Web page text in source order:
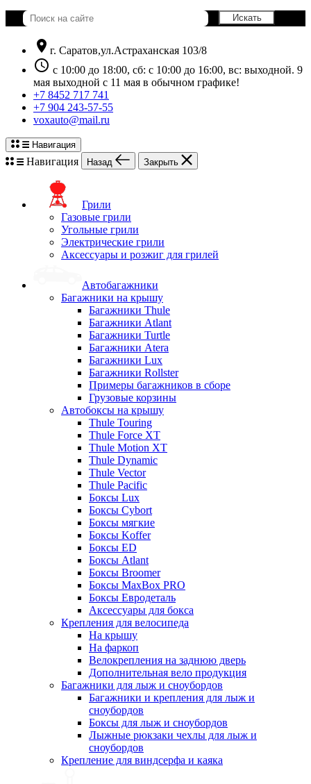
location_on г. Саратов,ул.Астраханская 103/8
schedule с 10:00 до 18:00, сб: с 10:00 до 16:00, вс: выходной. 9
мая выходной с 11 мая в обычном графике!
+7 8452 717 741
+7 904 243-57-55
voxauto@mail.ru
Навигация
Навигация Назад Закрыть
Грили
Газовые грили
Угольные грили
Электрические грили
Аксессуары и розжиг для грилей
Автобагажники
Багажники на крышу
Багажники Thule
Багажники Atlant
Багажники Turtle
Багажники Atera
Багажники Lux
Багажники Rollster
Примеры багажников в сборе
Грузовые корзины
Автобоксы на крышу
Thule Touring
Thule Force XT
Thule Motion XT
Thule Dynamic
Thule Vector
Thule Pacific
Боксы Lux
Боксы Cybort
Боксы мягкие
Боксы Koffer
Боксы ED
Боксы Atlant
Боксы Broomer
Боксы MaxBox PRO
Боксы Евродеталь
Аксессуары для бокса
Крепления для велосипеда
На крышу
На фаркоп
Велокрепления на заднюю дверь
Дополнительная вело продукция
Багажники для лыж и сноубордов
Багажники и крепления для лыж и
сноубордов
Боксы для лыж и сноубордов
Лыжные рюкзаки чехлы для лыж и
сноубордов
Крепление для виндсерфа и каяка